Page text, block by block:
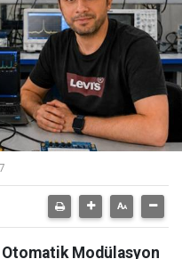
Modülasyon